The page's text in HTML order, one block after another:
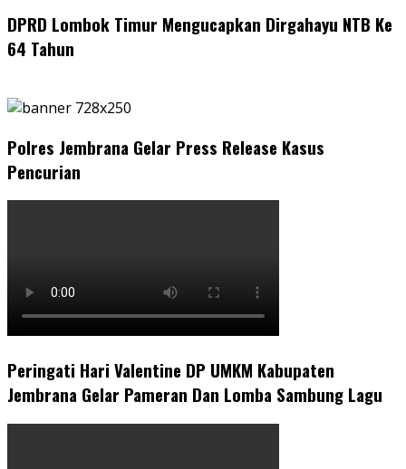
DPRD Lombok Timur Mengucapkan Dirgahayu NTB Ke
64 Tahun
Polres Jembrana Gelar Press Release Kasus
Pencurian
Peringati Hari Valentine DP UMKM Kabupaten
Jembrana Gelar Pameran Dan Lomba Sambung Lagu